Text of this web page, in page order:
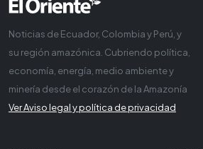
Noticias de Ecuador, Colombia y Perú, y
su región amazónica. Cubriendo política,
economía, energía, medio ambiente y
minería desde el corazón de la Amazonía
Ver Aviso legal y política de privacidad